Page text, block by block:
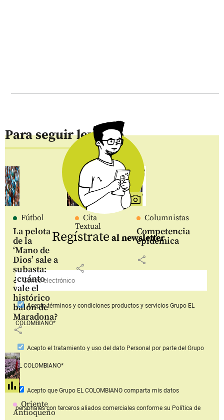
Para seguir leyendo
Fútbol
La pelota
de la
‘Mano de
Dios’ sale a
subasta:
¿cuánto
vale el
histórico
balón de
Maradona?
share
Cita
Textual
share
Columnistas
Competencia
epidémica
share
Oriente
Antioqueño
Regístrate al newsletter
Aceptotérminos y condiciones productos y serviciosGrupo EL
COLOMBIANO*
Acepto el tratamiento y uso del dato Personal por parte del Grupo
EL COLOMBIANO*
Acepto que Grupo EL COLOMBIANOcomparta mis datos
personales con terceros aliados comerciales conforme su Política de